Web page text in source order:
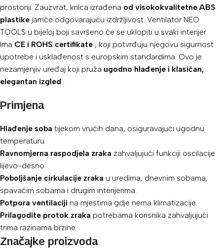
prostoriji. Zauzvrat, krilca izrađena od visokokvalitetne ABS
plastike jamče odgovarajuću izdržljivost. Ventilator NEO
TOOLS u bijeloj boji savršeno će se uklopiti u svaki interijer.
Ima CE i ROHS certifikate , koji potvrđuju njegovu sigurnost
upotrebe i usklađenost s europskim standardima. Ovo je
nezamjenjiv uređaj koji pruža ugodno hlađenje i klasičan,
elegantan izgled
Primjena
Hlađenje soba tijekom vrućih dana, osiguravajući ugodnu
temperaturu.
Ravnomjerna raspodjela zraka zahvaljujući funkciji oscilacije
lijevo-desno.
Poboljšanje cirkulacije zraka u uredima, dnevnim sobama,
spavaćim sobama i drugim interijerima.
Potpora ventilaciji na mjestima gdje nema klimatizacije.
Prilagodite protok zraka potrebama korisnika zahvaljujući
trima razinama brzine.
Značajke proizvoda